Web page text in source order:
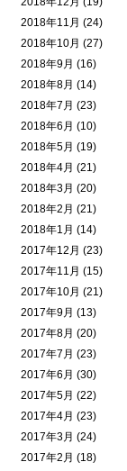
2018年11月 (24)
2018年10月 (27)
2018年9月 (16)
2018年8月 (14)
2018年7月 (23)
2018年6月 (10)
2018年5月 (19)
2018年4月 (21)
2018年3月 (20)
2018年2月 (21)
2018年1月 (14)
2017年12月 (23)
2017年11月 (15)
2017年10月 (21)
2017年9月 (13)
2017年8月 (20)
2017年7月 (23)
2017年6月 (30)
2017年5月 (22)
2017年4月 (23)
2017年3月 (24)
2017年2月 (18)